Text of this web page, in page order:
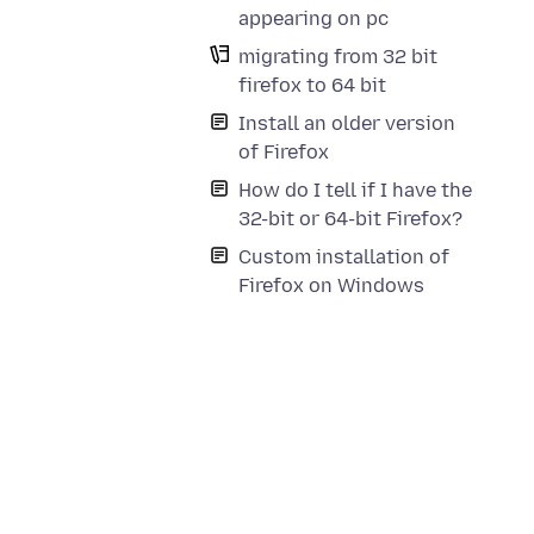
appearing on pc
migrating from 32 bit
firefox to 64 bit
Install an older version
of Firefox
How do I tell if I have the
32-bit or 64-bit Firefox?
Custom installation of
Firefox on Windows